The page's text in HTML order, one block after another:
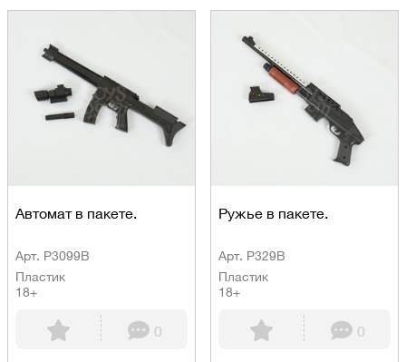
Автомат в пакете.
Арт. P3099B
Пластик
18+
0
Ружье в пакете.
Арт. P329B
Пластик
18+
0